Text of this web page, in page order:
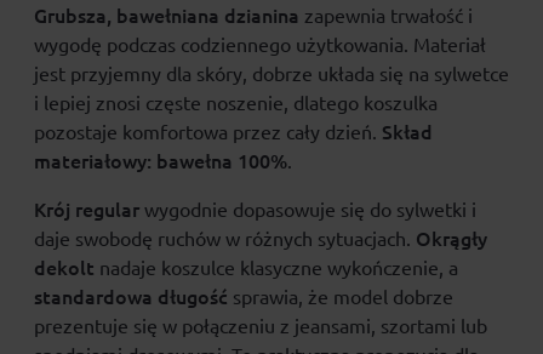
Grubsza, bawełniana dzianina zapewnia trwałość i
wygodę podczas codziennego użytkowania. Materiał
jest przyjemny dla skóry, dobrze układa się na sylwetce
i lepiej znosi częste noszenie, dlatego koszulka
pozostaje komfortowa przez cały dzień. Skład
materiałowy: bawełna 100%.
Krój regular wygodnie dopasowuje się do sylwetki i
daje swobodę ruchów w różnych sytuacjach. Okrągły
dekolt nadaje koszulce klasyczne wykończenie, a
standardowa długość sprawia, że model dobrze
prezentuje się w połączeniu z jeansami, szortami lub